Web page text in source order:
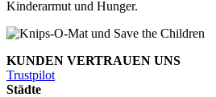
Kinderarmut und Hunger.
KUNDEN VERTRAUEN UNS
Trustpilot
Städte